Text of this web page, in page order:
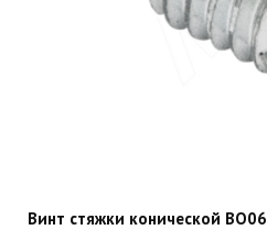
Винт стяжки конической BO06